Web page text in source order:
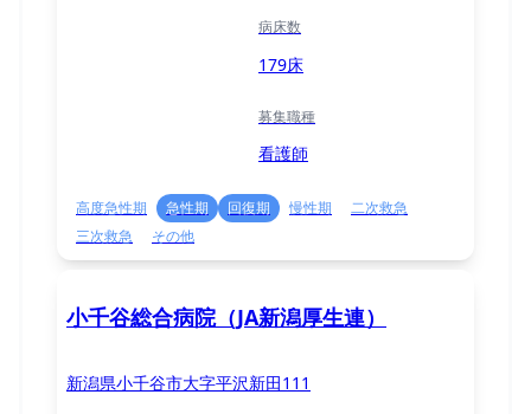
病床数
179床
募集職種
看護師
高度急性期 急性期 回復期 慢性期
二次救急
三次救急
その他
小千谷総合病院（JA新潟厚生連）
新潟県小千谷市大字平沢新田111